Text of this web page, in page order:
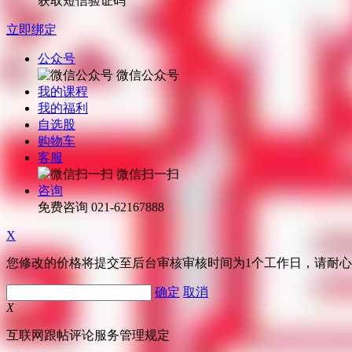
立即绑定
公众号
微信公众号
我的课程
我的福利
自选股
购物车
客服
微信扫一扫
咨询
免费咨询 021-62167888
X
您修改的价格将提交至后台审核审核时间为1个工作日，请耐
确定 取消
X
互联网跟帖评论服务管理规定